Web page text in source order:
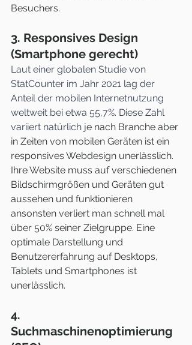
Besuchers.
3. Responsives Design
(Smartphone gerecht)
Laut einer globalen Studie von
StatCounter im Jahr 2021 lag der
Anteil der mobilen Internetnutzung
weltweit bei etwa 55,7%. Diese Zahl
variiert natürlich je nach Branche aber
in Zeiten von mobilen Geräten ist ein
responsives Webdesign unerlässlich.
Ihre Website muss auf verschiedenen
Bildschirmgrößen und Geräten gut
aussehen und funktionieren
ansonsten verliert man schnell mal
über 50% seiner Zielgruppe. Eine
optimale Darstellung und
Benutzererfahrung auf Desktops,
Tablets und Smartphones ist
unerlässlich.
4.
Suchmaschinenoptimierung